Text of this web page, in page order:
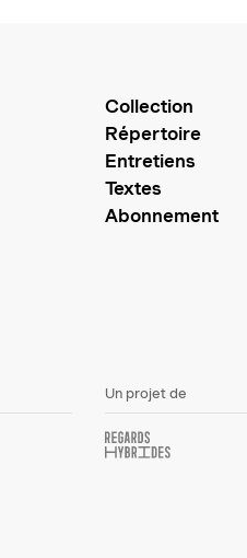
Collection
Répertoire
Entretiens
Textes
Abonnement
Un projet de